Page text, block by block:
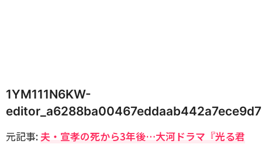
1YM111N6KW-
元記事: 夫・宣孝の死から3年後…大河ドラマ『光る君